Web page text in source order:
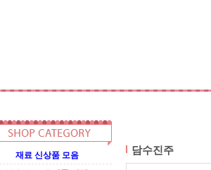
재료 신상품 모음
담수진주